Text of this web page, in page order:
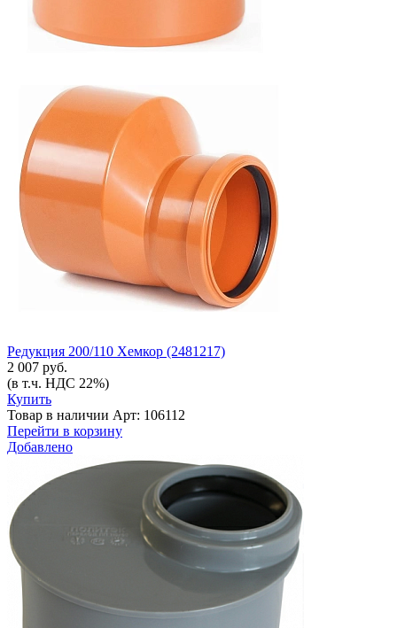
Редукция 200/110 Хемкор (2481217)
2 007 руб.
(в т.ч. НДС 22%)
Купить
Товар в наличии Арт: 106112
Перейти в корзину
Добавлено